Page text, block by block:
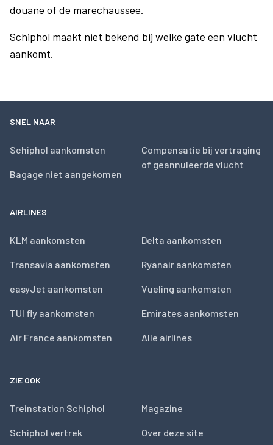
douane of de marechaussee.
Schiphol maakt niet bekend bij welke gate een vlucht
aankomt.
SNEL NAAR
Schiphol aankomsten
Bagage niet aangekomen
Compensatie bij vertraging
of geannuleerde vlucht
AIRLINES
KLM aankomsten
Transavia aankomsten
easyJet aankomsten
TUI fly aankomsten
Air France aankomsten
Delta aankomsten
Ryanair aankomsten
Vueling aankomsten
Emirates aankomsten
Alle airlines
ZIE OOK
Treinstation Schiphol
Schiphol vertrek
Magazine
Over deze site